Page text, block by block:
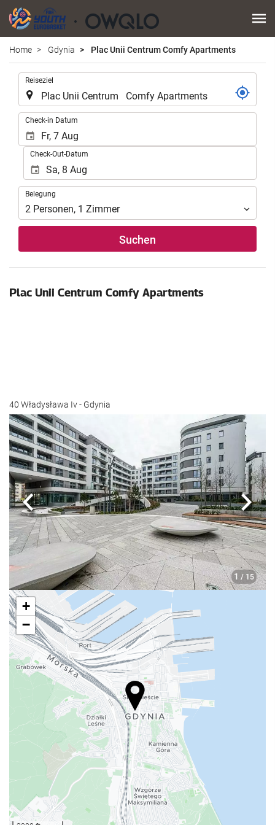
Home Gdynia Plac Unii Centrum Comfy Apartments
Reiseziel
Check-in Datum
Check-Out-Datum
Belegung
Belegung
2 Personen, 1 Zimmer
Suchen
Plac Unii Centrum Comfy Apartments
40 Władysława Iv - Gdynia
1 / 15
Zurück
+
−